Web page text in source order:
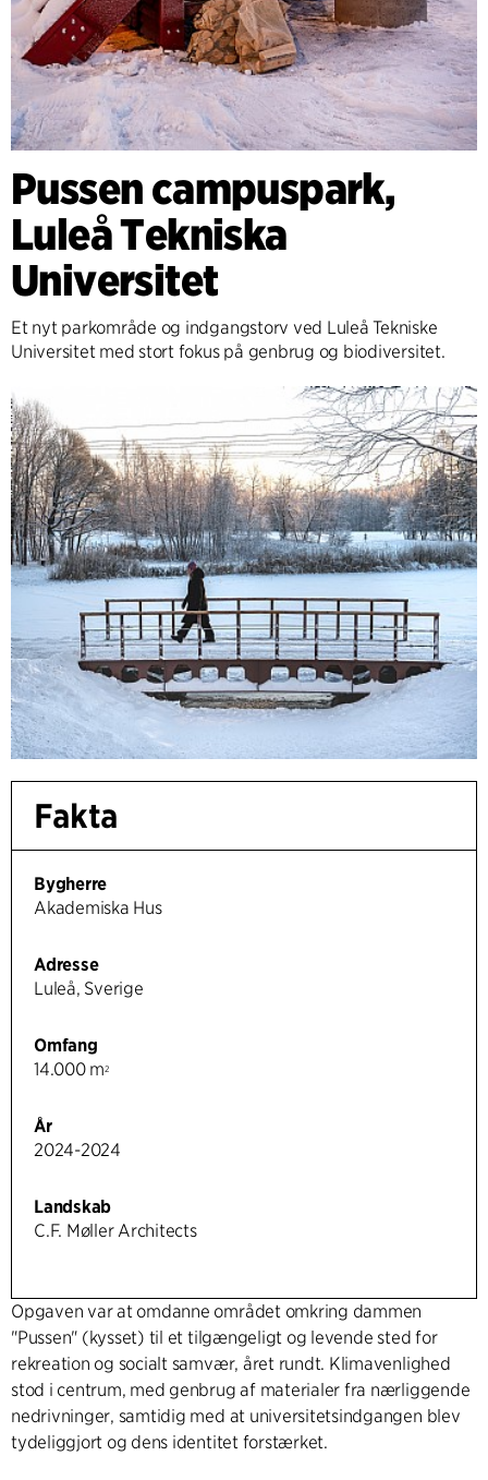
Pussen campuspark,
Luleå Tekniska
Universitet
Et nyt parkområde og indgangstorv ved Luleå Tekniske
Universitet med stort fokus på genbrug og biodiversitet.
Fakta
Bygherre
Akademiska Hus
Adresse
Luleå, Sverige
Omfang
14.000 m2
År
2024-2024
Landskab
C.F. Møller Architects
Opgaven var at omdanne området omkring dammen
"Pussen" (kysset) til et tilgængeligt og levende sted for
rekreation og socialt samvær, året rundt. Klimavenlighed
stod i centrum, med genbrug af materialer fra nærliggende
nedrivninger, samtidig med at universitetsindgangen blev
tydeliggjort og dens identitet forstærket.